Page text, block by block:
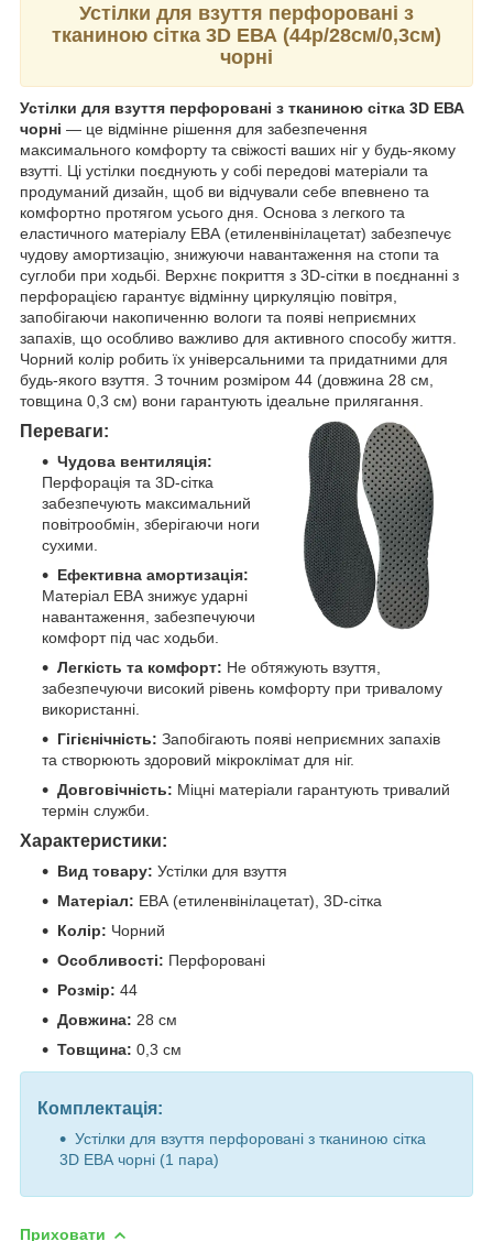
Устілки для взуття перфоровані з
тканиною сітка 3D ЕВА (44р/28см/0,3см)
чорні
Устілки для взуття перфоровані з тканиною сітка 3D ЕВА
чорні — це відмінне рішення для забезпечення
максимального комфорту та свіжості ваших ніг у будь-якому
взутті. Ці устілки поєднують у собі передові матеріали та
продуманий дизайн, щоб ви відчували себе впевнено та
комфортно протягом усього дня. Основа з легкого та
еластичного матеріалу ЕВА (етиленвінілацетат) забезпечує
чудову амортизацію, знижуючи навантаження на стопи та
суглоби при ходьбі. Верхнє покриття з 3D-сітки в поєднанні з
перфорацією гарантує відмінну циркуляцію повітря,
запобігаючи накопиченню вологи та появі неприємних
запахів, що особливо важливо для активного способу життя.
Чорний колір робить їх універсальними та придатними для
будь-якого взуття. З точним розміром 44 (довжина 28 см,
товщина 0,3 см) вони гарантують ідеальне прилягання.
Переваги:
Чудова вентиляція:
Перфорація та 3D-сітка
забезпечують максимальний
повітрообмін, зберігаючи ноги
сухими.
Ефективна амортизація:
Матеріал ЕВА знижує ударні
навантаження, забезпечуючи
комфорт під час ходьби.
Легкість та комфорт: Не обтяжують взуття,
забезпечуючи високий рівень комфорту при тривалому
використанні.
Гігієнічність: Запобігають появі неприємних запахів
та створюють здоровий мікроклімат для ніг.
Довговічність: Міцні матеріали гарантують тривалий
термін служби.
Характеристики:
Вид товару: Устілки для взуття
Матеріал: ЕВА (етиленвінілацетат), 3D-сітка
Колір: Чорний
Особливості: Перфоровані
Розмір: 44
Довжина: 28 см
Товщина: 0,3 см
Комплектація:
Устілки для взуття перфоровані з тканиною сітка
3D ЕВА чорні (1 пара)
Приховати